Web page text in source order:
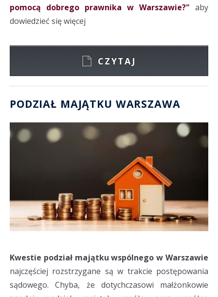
pomocą dobrego prawnika w Warszawie?" aby
dowiedzieć się więcej
CZYTAJ
PODZIAŁ MAJĄTKU WARSZAWA
Kwestie podział majątku wspólnego w Warszawie
najczęściej rozstrzygane są w trakcie postępowania
sądowego. Chyba, że dotychczasowi małżonkowie